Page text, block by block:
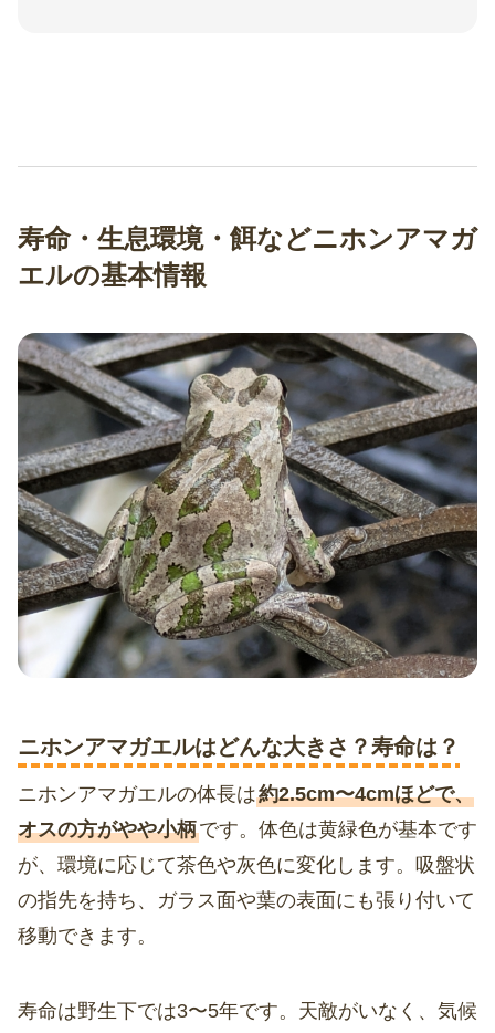
寿命・生息環境・餌などニホンアマガ
エルの基本情報
ニホンアマガエルはどんな大きさ？寿命は？
ニホンアマガエルの体長は約2.5cm〜4cmほどで、
オスの方がやや小柄です。体色は黄緑色が基本です
が、環境に応じて茶色や灰色に変化します。吸盤状
の指先を持ち、ガラス面や葉の表面にも張り付いて
移動できます。
寿命は野生下では3〜5年です。天敵がいなく、気候